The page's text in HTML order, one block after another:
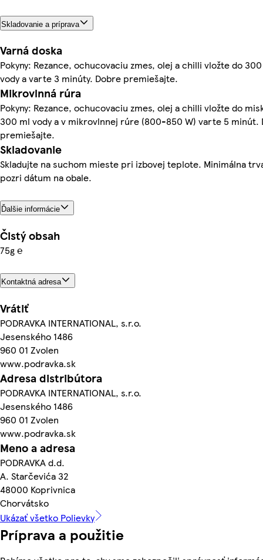
Skladovanie a príprava
Varná doska
Pokyny: Rezance, ochucovaciu zmes, olej a chilli vložte do
vody a varte 3 minúty. Dobre premiešajte.
Mikrovlnná rúra
Pokyny: Rezance, ochucovaciu zmes, olej a chilli vložte do
300 ml vody a v mikrovlnnej rúre (800-850 W) varte 5 minút.
premiešajte.
Skladovanie
Skladujte na suchom mieste pri izbovej teplote. Minimálna
pozri dátum na obale.
Ďalšie informácie
Čistý obsah
75g ℮
Kontaktná adresa
Vrátiť
PODRAVKA INTERNATIONAL, s.r.o.
Jesenského 1486
960 01 Zvolen
www.podravka.sk
Adresa distribútora
PODRAVKA INTERNATIONAL, s.r.o.
Jesenského 1486
960 01 Zvolen
www.podravka.sk
Meno a adresa
PODRAVKA d.d.
A. Starčevića 32
48000 Koprivnica
Chorvátsko
Ukázať všetko Polievky
Príprava a použitie